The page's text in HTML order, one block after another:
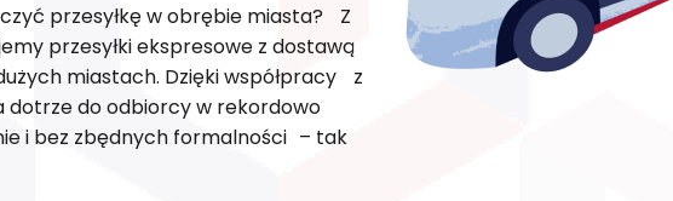
przesyłkę w obrębie miasta? Z
przesyłki ekspresowe z dostawą
miastach. Dzięki współpracy z
dotrze do odbiorcy w rekordowo
i bez zbędnych formalności – tak